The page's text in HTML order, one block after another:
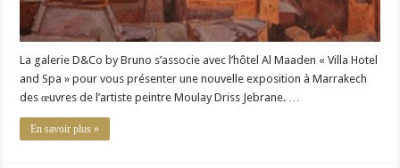
La galerie D&Co by Bruno s’associe avec l’hôtel Al Maaden « Villa Hotel
and Spa » pour vous présenter une nouvelle exposition à Marrakech
des œuvres de l’artiste peintre Moulay Driss Jebrane. …
En savoir plus »